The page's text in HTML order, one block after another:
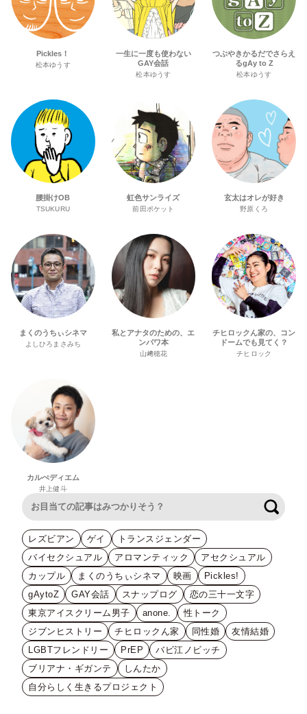
Pickles！
松本ゆうす
一生に一度も使わない
GAY会話
松本ゆうす
つぶやきかるだでさらえ
るgAy to Z
松本ゆうす
腰掛けOB
TSUKURU
虹色サンライズ
前田ポケット
玄太はオレが好き
野原くろ
まくのうちぃシネマ
よしひろまさみち
私とアナタのための、エ
ンパワ本
山﨑穂花
チヒロックん家の、コン
ドームでも見てく？
チヒロック
カルぺディエム
井上健斗
レズビアン ゲイ
トランスジェンダー
バイセクシュアル
アロマンティック
アセクシュアル
カップル
まくのうちぃシネマ 映画
Pickles!
gAytoZ
GAY会話 スナップログ
恋の三十一文字
東京アイスクリーム男子
anone.
性トーク
ジブンヒストリー
チヒロックん家 同性婚
友情結婚
LGBTフレンドリー
PrEP
バビ江ノビッチ
ブリアナ・ギガンテ
しんたか
自分らしく生きるプロジェクト